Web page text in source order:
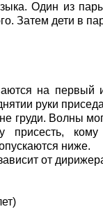
Один из
Затем дети в
на первый
руки
груди. Волны
присесть,
ниже.
от